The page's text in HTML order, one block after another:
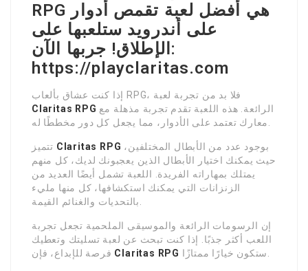
RPG هي أفضل لعبة تقمص أدوار
على أندرويد ستلعبها على
الإطلاق! جربها الآن:
https://playclaritas.com
إذا كنت عشاق بألعاب RPG، فلا بد من تجربة لعبة
Claritas RPG
Claritas RPG
حيث يمكنك اختيار الأبطال الذين يعجبونك لديك، كل منهم
يمتلك بمهاراته الفريدة. اللعبة تشمل أيضًا العديد من
الزنزانات التي يمكنك استكشافها، كل منها مليء
إن الرسومات الرائعة والموسيقى الملحمية تجعل تجربة
اللعب أكثر جذبًا. إذا كنت تبحث عن لعبة تسليتك وتعطيك
Claritas RPG